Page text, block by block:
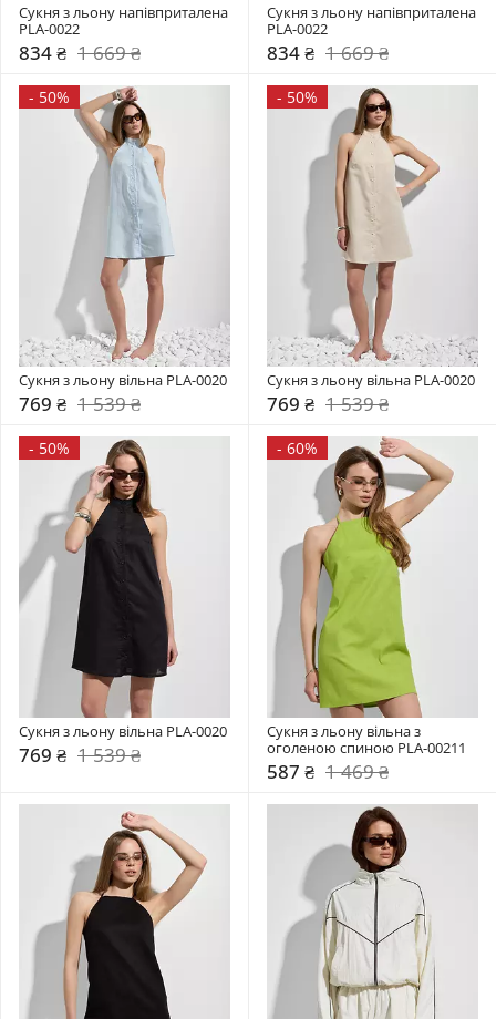
Сукня з льону напівприталена
PLA-0022
834 ₴ 1 669 ₴
Сукня з льону напівприталена
PLA-0022
834 ₴ 1 669 ₴
- 50%
Сукня з льону вільна PLA-0020
769 ₴ 1 539 ₴
- 50%
Сукня з льону вільна PLA-0020
769 ₴ 1 539 ₴
- 50%
Сукня з льону вільна PLA-0020
769 ₴ 1 539 ₴
- 60%
Сукня з льону вільна з
оголеною спиною PLA-00211
587 ₴ 1 469 ₴